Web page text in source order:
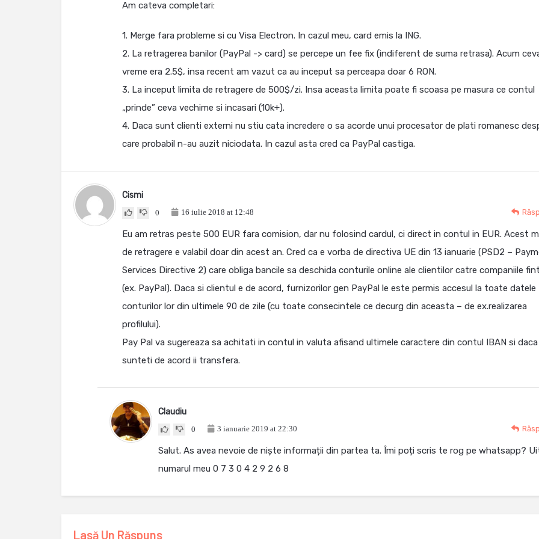
Am cateva completari:
1. Merge fara probleme si cu Visa Electron. In cazul meu, card emis la ING.
2. La retragerea banilor (PayPal -> card) se percepe un fee fix (indiferent de suma retrasa). Acum
vreme era 2.5$, insa recent am vazut ca au inceput sa perceapa doar 6 RON.
3. La inceput limita de retragere de 500$/zi. Insa aceasta limita poate fi scoasa pe masura ce contul
„prinde” ceva vechime si incasari (10k+).
4. Daca sunt clienti externi nu stiu cata incredere o sa acorde unui procesator de plati romanesc
care probabil n-au auzit niciodata. In cazul asta cred ca PayPal castiga.
Cismi
0 16 iulie 2018 at 12:48
Eu am retras peste 500 EUR fara comision, dar nu folosind cardul, ci direct in contul in EUR. Acest
de retragere e valabil doar din acest an. Cred ca e vorba de directiva UE din 13 ianuarie (PSD2 –
Services Directive 2) care obliga bancile sa deschida conturile online ale clientilor catre companiile
(ex. PayPal). Daca si clientul e de acord, furnizorilor gen PayPal le este permis accesul la toate datele
conturilor lor din ultimele 90 de zile (cu toate consecintele ce decurg din aceasta – de ex.realizarea
profilului).
Pay Pal va sugereaza sa achitati in contul in valuta afisand ultimele caractere din contul IBAN si daca
sunteti de acord ii transfera.
Claudiu
0 3 ianuarie 2019 at 22:30
Salut. As avea nevoie de niște informații din partea ta. Îmi poți scris te rog pe whatsapp?
numarul meu 0 7 3 0 4 2 9 2 6 8
Lasă Un Răspuns